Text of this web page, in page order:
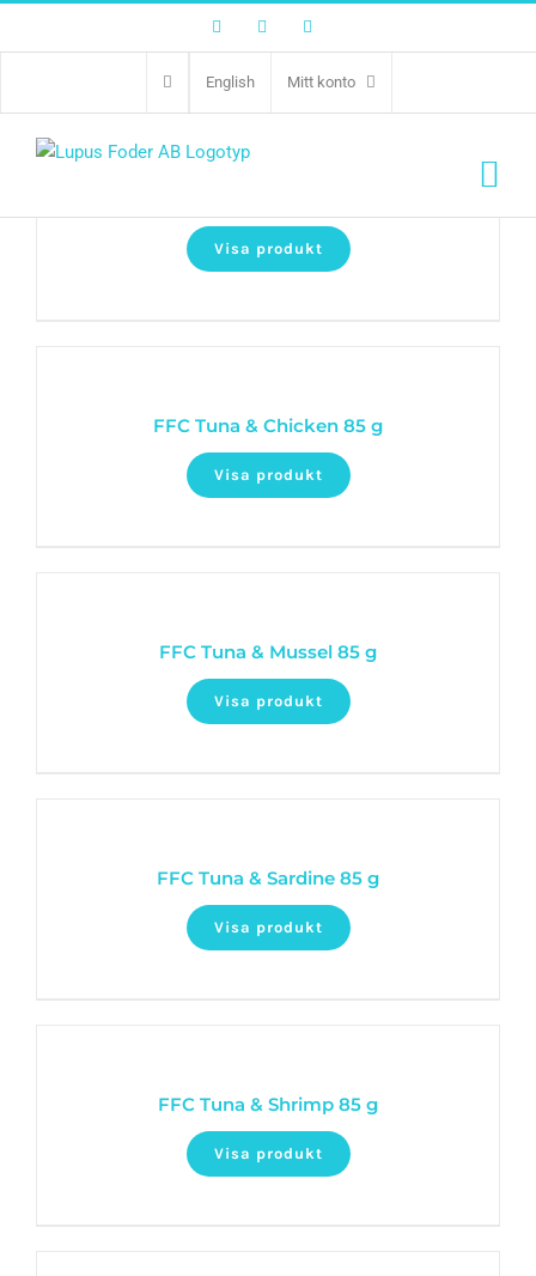
FacebookTwitter
English Mitt konto
Visa produkt
FFC Tuna & Chicken 85 g
Visa produkt
FFC Tuna & Mussel 85 g
Visa produkt
FFC Tuna & Sardine 85 g
Visa produkt
FFC Tuna & Shrimp 85 g
Visa produkt